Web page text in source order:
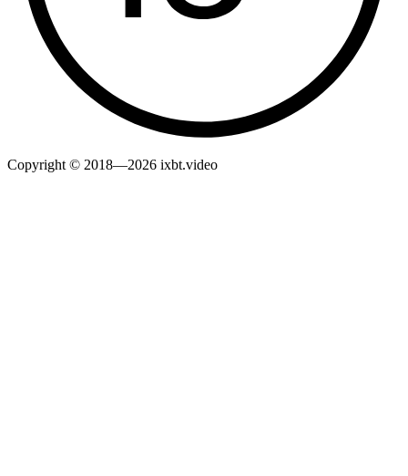
Copyright © 2018—2026 ixbt.video